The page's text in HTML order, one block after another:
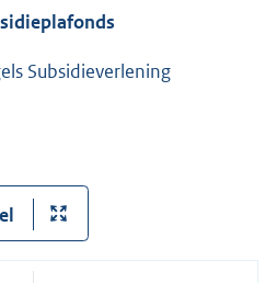
k
Subsidieverlening